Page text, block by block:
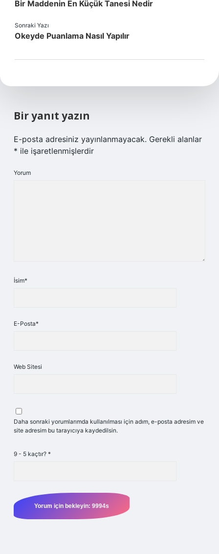
Bir Maddenin En Küçük Tanesi Nedir
Sonraki Yazı
Okeyde Puanlama Nasıl Yapılır
Bir yanıt yazın
E-posta adresiniz yayınlanmayacak. Gerekli alanlar
* ile işaretlenmişlerdir
Yorum
İsim*
E-Posta*
Web Sitesi
Daha sonraki yorumlarımda kullanılması için adım, e-posta adresim ve
site adresim bu tarayıcıya kaydedilsin.
9 - 5 kaçtır? *